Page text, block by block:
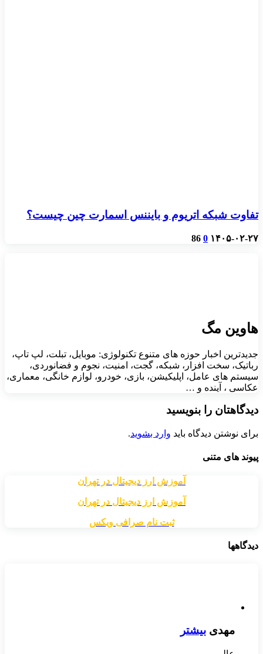
تفاوت شبکه اتریوم و بایننس اسمارت چین چیست؟
۱۴۰۵-۰۲-۲۷ 0
86
هاوین مگ
جدیدترین اخبار حوزه های متنوع تکنولوژی: موبایل، تبلت، لپ تاپ،
رباتیک، سخت افزار، شبکه، گجت، امنیت، نجوم و فضانوردی،
سیستم های عامل، اپلیکیشن، بازی، خودرو، لوازم خانگی، معماری،
عکاسی ، آینده و …
دیدگاهتان را بنویسید
برای نوشتن دیدگاه باید وارد بشوید.
پیوند های متنی
آموزش ارز دیجیتال در تهران
آموزش ارز دیجیتال در تهران
ثبت نام صرافی ویکس
دیدگاهها
مهدی بیشتر